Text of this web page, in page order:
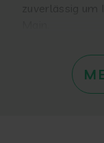
zuverlässig